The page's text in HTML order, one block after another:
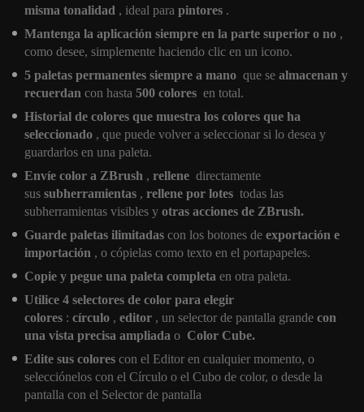
misma tonalidad , ideal para pintores .
Mantenga la aplicación siempre en la parte superior o no ,
como desee, simplemente haciendo clic en un icono.
5 paletas permanentes siempre a mano que se almacenan y
recuerdan con hasta 500 colores en total.
Historial de colores que muestra los colores que ha
seleccionado , que puede volver a seleccionar si lo desea y
guardarlos en una paleta.
Envíe color a ZBrush , rellene directamente
sus subherramientas , rellene por lotes todas las
subherramientas visibles y otras acciones de ZBrush.
Guarde paletas ilimitadas con los botones de exportación e
importación , o cópielas como texto en el portapapeles.
Copie y pegue una paleta completa en otra paleta.
Utilice 4 selectores de color para elegir
colores : círculo , editor , un selector de pantalla grande con
una vista precisa ampliada o Color Cube.
Edite sus colores con el Editor en cualquier momento, o
selecciónelos con el Círculo o el Cubo de color, o desde la
pantalla con el Selector de pantalla